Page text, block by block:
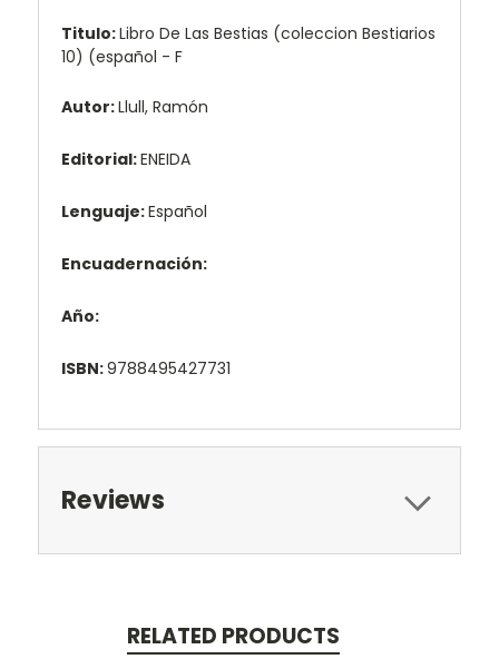
Titulo:Libro De Las Bestias (coleccion Bestiarios
10) (español - F
Autor:Llull, Ramón
Editorial:ENEIDA
Lenguaje:Español
Encuadernación:
Año:
ISBN:9788495427731
Reviews
RELATED PRODUCTS